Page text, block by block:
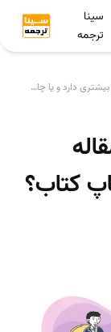
سینا
ترجمه
در مصاحبه دکتری چاپ مقاله امتیاز بیشتری دارد و یا چاپ کتاب؟
کتاب؟